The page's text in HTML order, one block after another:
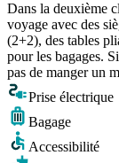
Dans la deuxième
voyage avec des
(2+2), des tables
pour les bagages.
pas de manger un
Prise électrique
Bagage
Accessibilité